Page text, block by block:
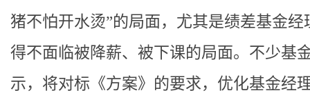
猪不怕开水烫”的局面，尤其是绩差基金经
得不面临被降薪、被下课的局面。不少基
示，将对标《方案》的要求，优化基金经